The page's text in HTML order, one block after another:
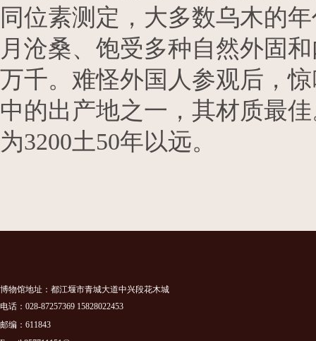
同位素测定，大多数乌木的
月沧桑、饱受多种自然外固
万千。难怪外国人参观后，
中的出产地之一，其材质最
为3200土50年以远。
博物馆地址：都江堰市青城大道中兴段花木城
电话：028-87257369 15828022453
邮编：611843